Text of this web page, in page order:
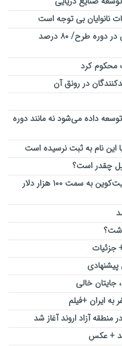
نانوایان بی توجه است
بحران جدی است/ حقوق عجیب پزشکان در دوره طرح/ ۸۰ درصد
محکوم کرد
در رونق آن
داده می‌شود نه مانند دوره
نام به ثبت نرسیده است
چقدر است؟
آخرین وضعیت بازار رمزارزها در جهان/ بیت‌کوین به سمت ۱۰۰ هزار دلار
جزئیات
خالی
ایران +فیلم
منطقه آزاد اروند آغاز شد